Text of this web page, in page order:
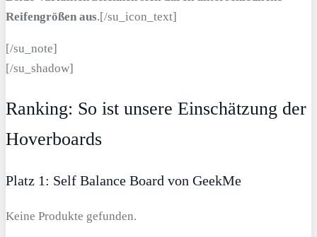
Reifengrößen aus.[/su_icon_text]
[/su_note]
[/su_shadow]
Ranking: So ist unsere Einschätzung der
Hoverboards
Platz 1: Self Balance Board von GeekMe
Keine Produkte gefunden.